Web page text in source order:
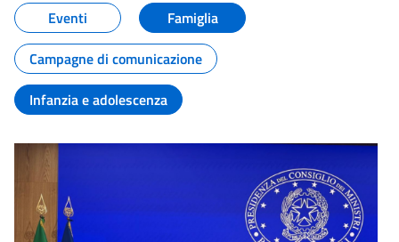
Eventi
Famiglia
Campagne di comunicazione
Infanzia e adolescenza